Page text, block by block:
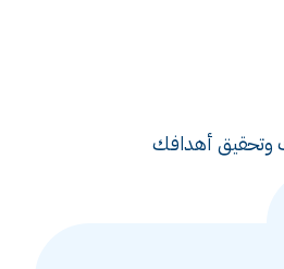
وتحقيق أهدافك